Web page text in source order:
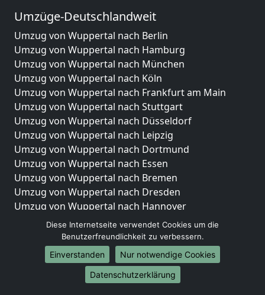
Umzüge-Deutschlandweit
Umzug von Wuppertal nach Berlin
Umzug von Wuppertal nach Hamburg
Umzug von Wuppertal nach München
Umzug von Wuppertal nach Köln
Umzug von Wuppertal nach Frankfurt am Main
Umzug von Wuppertal nach Stuttgart
Umzug von Wuppertal nach Düsseldorf
Umzug von Wuppertal nach Leipzig
Umzug von Wuppertal nach Dortmund
Umzug von Wuppertal nach Essen
Umzug von Wuppertal nach Bremen
Umzug von Wuppertal nach Dresden
Umzug von Wuppertal nach Hannover
Umzug von Wuppertal nach Nürnberg
Umzug von Wuppertal nach Duisburg
Umzug von Wuppertal nach Bochum
Umzug von Wuppertal nach Wuppertal
Umzug von Wuppertal nach Bielefeld
Diese Internetseite verwendet Cookies um die
Benutzerfreundlichkeit zu verbessern.
Einverstanden
Nur notwendige Cookies
Datenschutzerklärung